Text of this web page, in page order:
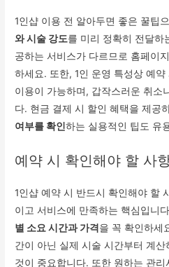
1인샵 이용 전 알아두면 좋은 꿀팁
와 시술 강도를 미리 정확히 전달하
공하는 서비스가 다르므로 홈페이
하세요. 또한, 1인 운영 특성상 예
이용이 가능하며, 갑작스러운 취소
다. 현금 결제 시 할인 혜택을 제공
여부를 확인하는 실용적인 팁도 유
예약 시 확인해야 할 사
1인샵 예약 시 반드시 확인해야 할
이고 서비스에 만족하는 핵심입니
별 소요 시간과 가격 을 꼭 확인하세
간이 아닌 실제 시술 시간부터 계
것이 중요합니다. 또한 원하는 관